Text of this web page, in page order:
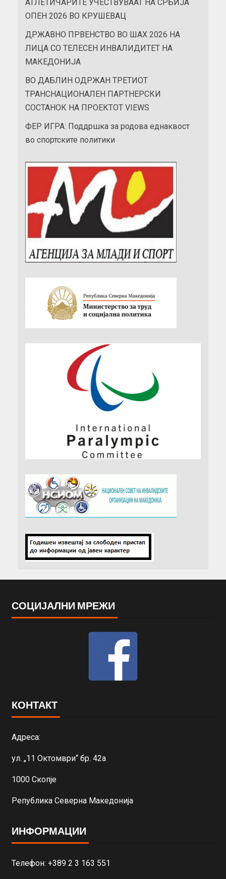
АТЛЕТИЧАРИТЕ УЧЕСТВУВААТ НА СРБИЈА
ОПЕН 2026 ВО КРУШЕВАЦ
ДРЖАВНО ПРВЕНСТВО ВО ШАХ 2026 НА
ЛИЦА СО ТЕЛЕСЕН ИНВАЛИДИТЕТ НА
МАКЕДОНИЈА
ВО ДАБЛИН ОДРЖАН ТРЕТИОТ
ТРАНСНАЦИОНАЛЕН ПАРТНЕРСКИ
СОСТАНОК НА ПРОЕКТОТ VIEWS
ФЕР ИГРА: Поддршка за родова еднаквост
во спортските политики
СОЦИЈАЛНИ МРЕЖИ
КОНТАКТ
Адреса:
ул. „11 Октомври“ бр. 42а
1000 Скопје
Република Северна Македонија
ИНФОРМАЦИИ
Телефон: +389 2 3 163 551